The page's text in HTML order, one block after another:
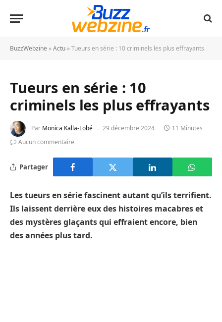
BuzzWebzine »Actu »Tueurs en série : 10 criminels les plus effrayants
Tueurs en série : 10
criminels les plus effrayants
Par Monica Kalla-Lobé 29 décembre 2024
11 Minutes
Aucun commentaire
Partager
Les tueurs en série fascinent autant qu’ils terrifient.
Ils laissent derrière eux des histoires macabres et
des mystères glaçants qui effraient encore, bien
des années plus tard.